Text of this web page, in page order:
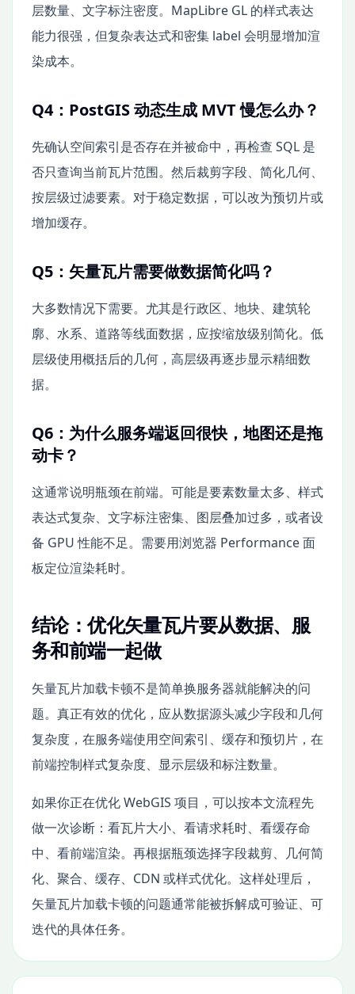
层数量、文字标注密度。MapLibre GL 的样式表达
能力很强，但复杂表达式和密集 label 会明显增加渲
染成本。
Q4：PostGIS 动态生成 MVT 慢怎么办？
先确认空间索引是否存在并被命中，再检查 SQL 是
否只查询当前瓦片范围。然后裁剪字段、简化几何、
按层级过滤要素。对于稳定数据，可以改为预切片或
增加缓存。
Q5：矢量瓦片需要做数据简化吗？
大多数情况下需要。尤其是行政区、地块、建筑轮
廓、水系、道路等线面数据，应按缩放级别简化。低
层级使用概括后的几何，高层级再逐步显示精细数
据。
Q6：为什么服务端返回很快，地图还是拖
动卡？
这通常说明瓶颈在前端。可能是要素数量太多、样式
表达式复杂、文字标注密集、图层叠加过多，或者设
备 GPU 性能不足。需要用浏览器 Performance 面
板定位渲染耗时。
结论：优化矢量瓦片要从数据、服
务和前端一起做
矢量瓦片加载卡顿不是简单换服务器就能解决的问
题。真正有效的优化，应从数据源头减少字段和几何
复杂度，在服务端使用空间索引、缓存和预切片，在
前端控制样式复杂度、显示层级和标注数量。
如果你正在优化 WebGIS 项目，可以按本文流程先
做一次诊断：看瓦片大小、看请求耗时、看缓存命
中、看前端渲染。再根据瓶颈选择字段裁剪、几何简
化、聚合、缓存、CDN 或样式优化。这样处理后，
矢量瓦片加载卡顿的问题通常能被拆解成可验证、可
迭代的具体任务。